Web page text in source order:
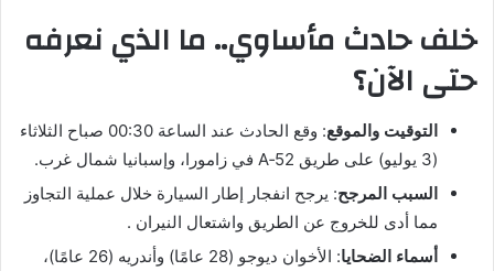
خلف حادث مأساوي.. ما الذي نعرفه
حتى الآن؟
التوقيت والموقع
: وقع الحادث عند الساعة 00:30 صباح الثلاثاء
(3 يوليو) على طريق A‑52 في زامورا، وإسبانيا شمال غرب.
السبب المرجح: يرجح انفجار إطار السيارة خلال عملية التجاوز
مما أدى للخروج عن الطريق واشتعال النيران .
أسماء الضحايا
: الأخوان ديوجو (28 عامًا) وأندريه (26 عامًا)،